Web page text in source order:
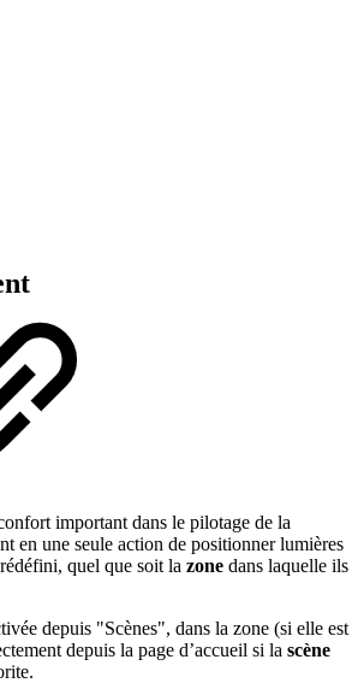
important dans le pilotage de la
en une seule action de positionner lumières
quel que soit la zone dans laquelle ils
depuis "Scènes", dans la zone (si elle est
depuis la page d’accueil si la scène